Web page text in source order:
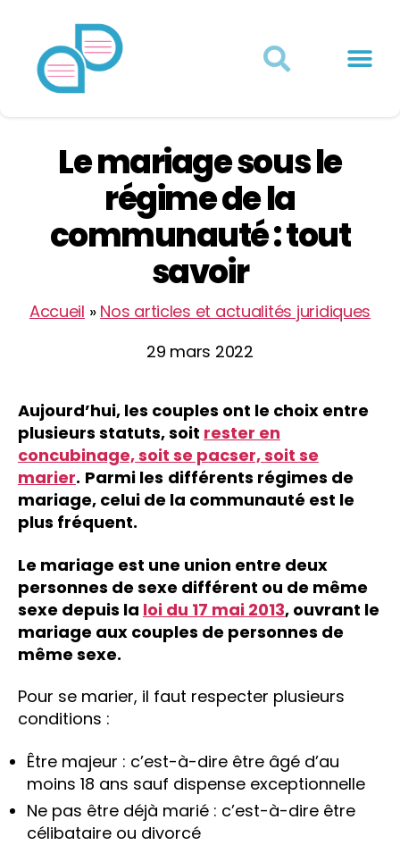
Le mariage sous le
régime de la
communauté : tout
savoir
Accueil » Nos articles et actualités juridiques
29 mars 2022
Aujourd’hui, les couples ont le choix entre
plusieurs statuts, soit rester en
concubinage, soit se pacser, soit se
marier. Parmi les différents régimes de
mariage, celui de la communauté est le
plus fréquent.
Le mariage est une union entre deux
personnes de sexe différent ou de même
sexe depuis la loi du 17 mai 2013, ouvrant le
mariage aux couples de personnes de
même sexe.
Pour se marier, il faut respecter plusieurs
conditions :
Être majeur : c’est-à-dire être âgé d’au
moins 18 ans sauf dispense exceptionnelle
Ne pas être déjà marié : c’est-à-dire être
célibataire ou divorcé